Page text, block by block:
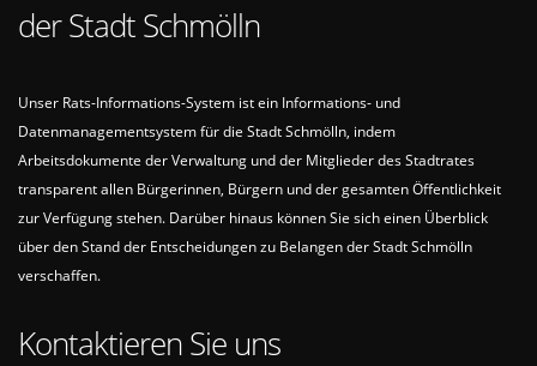
der Stadt Schmölln
Unser Rats-Informations-System ist ein Informations- und
Datenmanagementsystem für die Stadt Schmölln, indem
Arbeitsdokumente der Verwaltung und der Mitglieder des Stadtrates
transparent allen Bürgerinnen, Bürgern und der gesamten Öffentlichkeit
zur Verfügung stehen. Darüber hinaus können Sie sich einen Überblick
über den Stand der Entscheidungen zu Belangen der Stadt Schmölln
verschaffen.
Kontaktieren Sie uns